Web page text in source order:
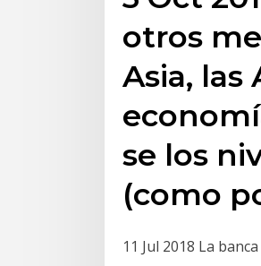
otros
Asia,
se los
(como
11 Jul 2018 La